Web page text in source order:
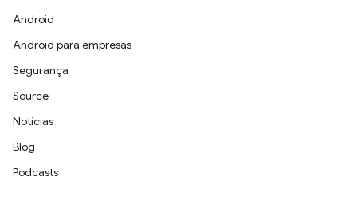
Android
Android para empresas
Segurança
Source
Notícias
Blog
Podcasts